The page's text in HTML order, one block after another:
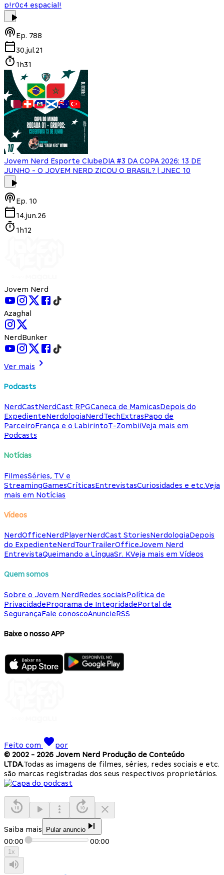
p!r0c4 espacial!
Ep. 788
30.jul.21
1h31
Jovem Nerd Esporte ClubeDIA #3 DA COPA 2026: 13 DE
JUNHO - O JOVEM NERD ZICOU O BRASIL? | JNEC 10
Ep. 10
14.jun.26
1h12
Jovem Nerd
Azaghal
NerdBunker
Ver mais
Podcasts
NerdCastNerdCast RPGCaneca de MamicasDepois do
ExpedienteNerdologiaNerdTechExtrasPapo de
ParceiroFrança e o LabirintoT-ZombiiVeja mais em
Podcasts
Notícias
FilmesSéries, TV e
StreamingGamesCríticasEntrevistasCuriosidades e etc.Veja
mais em Notícias
Vídeos
NerdOfficeNerdPlayerNerdCast StoriesNerdologiaDepois
do ExpedienteNerdTourTrailerOfficeJovem Nerd
EntrevistaQueimando a LínguaSr. KVeja mais em Vídeos
Quem somos
Sobre o Jovem NerdRedes sociaisPolítica de
PrivacidadePrograma de IntegridadePortal de
SegurançaFale conoscoAnuncieRSS
Baixe o nosso APP
Feito com
por
© 2002 - 2026 Jovem Nerd Produção de Conteúdo
LTDA.Todas as imagens de filmes, séries, redes sociais e etc.
são marcas registradas dos seus respectivos proprietários.
Saiba mais Pular anuncio
00:00 00:00
1x